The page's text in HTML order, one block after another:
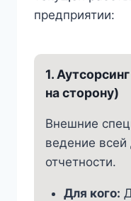
предприятии:
1.
на сторону)
Внешние
ведение
отчетности.
Для кого: